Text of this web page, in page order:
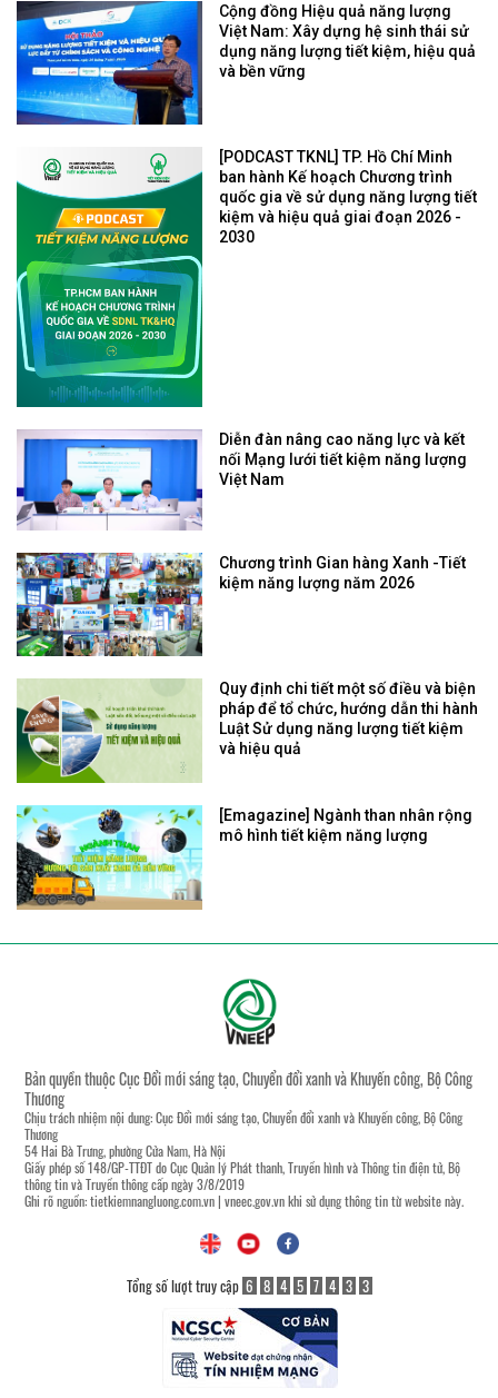
Cộng đồng Hiệu quả năng lượng
Việt Nam: Xây dựng hệ sinh thái sử
dụng năng lượng tiết kiệm, hiệu quả
và bền vững
[PODCAST TKNL] TP. Hồ Chí Minh
ban hành Kế hoạch Chương trình
quốc gia về sử dụng năng lượng tiết
kiệm và hiệu quả giai đoạn 2026 -
2030
Diễn đàn nâng cao năng lực và kết
nối Mạng lưới tiết kiệm năng lượng
Việt Nam
Chương trình Gian hàng Xanh -Tiết
kiệm năng lượng năm 2026
Quy định chi tiết một số điều và biện
pháp để tổ chức, hướng dẫn thi hành
Luật Sử dụng năng lượng tiết kiệm
và hiệu quả
[Emagazine] Ngành than nhân rộng
mô hình tiết kiệm năng lượng
Bản quyền thuộc Cục Đổi mới sáng tạo, Chuyển đổi xanh và Khuyến công, Bộ Công
Thương
Chịu trách nhiệm nội dung: Cục Đổi mới sáng tạo, Chuyển đổi xanh và Khuyến công, Bộ Công
Thương
54 Hai Bà Trưng, phường Cửa Nam, Hà Nội
Giấy phép số 148/GP-TTĐT do Cục Quản lý Phát thanh, Truyền hình và Thông tin điện tử, Bộ
thông tin và Truyền thông cấp ngày 3/8/2019
Ghi rõ nguồn:tietkiemnangluong.com.vn| vneec.gov.vnkhi sử dụng thông tin từ website này.
Tổng số lượt truy cập 6 8 4 5 7 4 3 3